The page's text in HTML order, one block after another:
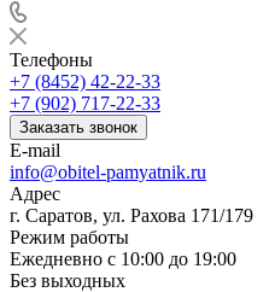
Телефоны
+7 (8452) 42-22-33
+7 (902) 717-22-33
Заказать звонок
E-mail
info@obitel-pamyatnik.ru
Адрес
г. Саратов, ул. Рахова 171/179
Режим работы
Ежедневно с 10:00 до 19:00
Без выходных